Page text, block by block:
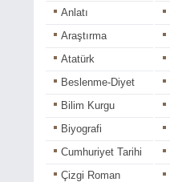
Anlatı
Araştırma
Atatürk
Beslenme-Diyet
Bilim Kurgu
Biyografi
Cumhuriyet Tarihi
Çizgi Roman